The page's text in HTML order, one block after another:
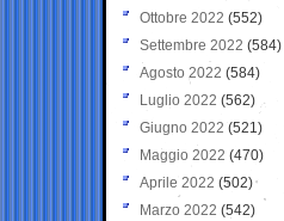
Ottobre 2022 (552)
Settembre 2022 (584)
Agosto 2022 (584)
Luglio 2022 (562)
Giugno 2022 (521)
Maggio 2022 (470)
Aprile 2022 (502)
Marzo 2022 (542)